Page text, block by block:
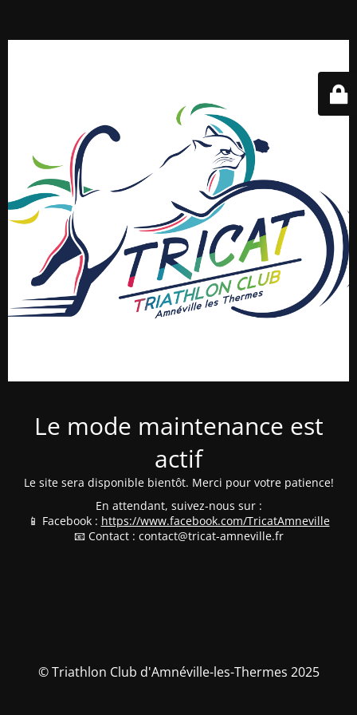
Le mode maintenance est
actif
Le site sera disponible bientôt. Merci pour votre patience!
En attendant, suivez-nous sur :
📱 Facebook : https://www.facebook.com/TricatAmneville
📧 Contact : contact@tricat-amneville.fr
© Triathlon Club d'Amnéville-les-Thermes 2025